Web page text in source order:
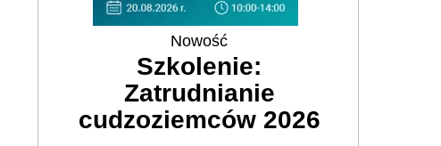
Nowość
Szkolenie:
Zatrudnianie
cudzoziemców 2026